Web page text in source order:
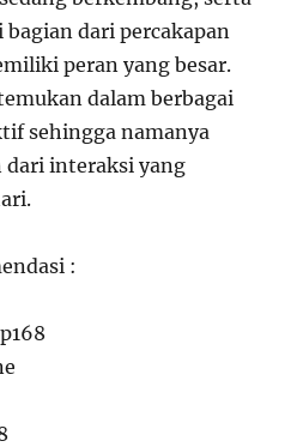
dari percakapan
peran yang besar.
dalam berbagai
sehingga namanya
dari interaksi yang
: